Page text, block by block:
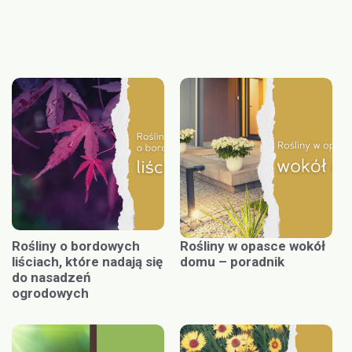
Rośliny o bordowych
liściach, które nadają się
do nasadzeń
ogrodowych
Rośliny w opasce wokół
domu – poradnik